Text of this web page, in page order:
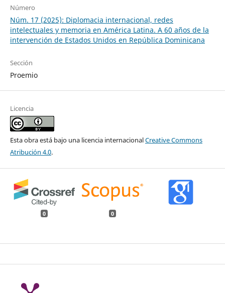
Número
Núm. 17 (2025): Diplomacia internacional, redes
intelectuales y memoria en América Latina. A 60 años de la
intervención de Estados Unidos en República Dominicana
Sección
Proemio
Licencia
Esta obra está bajo una licencia internacionalCreative Commons
Atribución 4.0.
0 0